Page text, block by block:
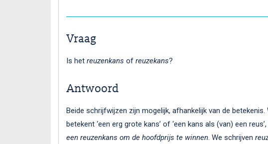
Vraag
Is het reuzenkans of reuzekans?
Antwoord
Beide schrijfwijzen zijn mogelijk, afhankelijk van de betekenis.
betekent ‘een erg grote kans’ of ‘een kans als (van) een
een reuzenkans om de hoofdprijs te winnen. We schrijven